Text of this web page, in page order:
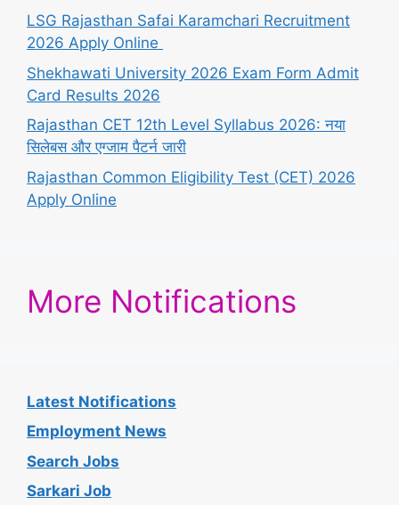
LSG Rajasthan Safai Karamchari Recruitment
2026 Apply Online
Shekhawati University 2026 Exam Form Admit
Card Results 2026
Rajasthan CET 12th Level Syllabus 2026: नया
सिलेबस और एग्जाम पैटर्न जारी
Rajasthan Common Eligibility Test (CET) 2026
Apply Online
More Notifications
Latest Notifications
Employment News
Search Jobs
Sarkari Job